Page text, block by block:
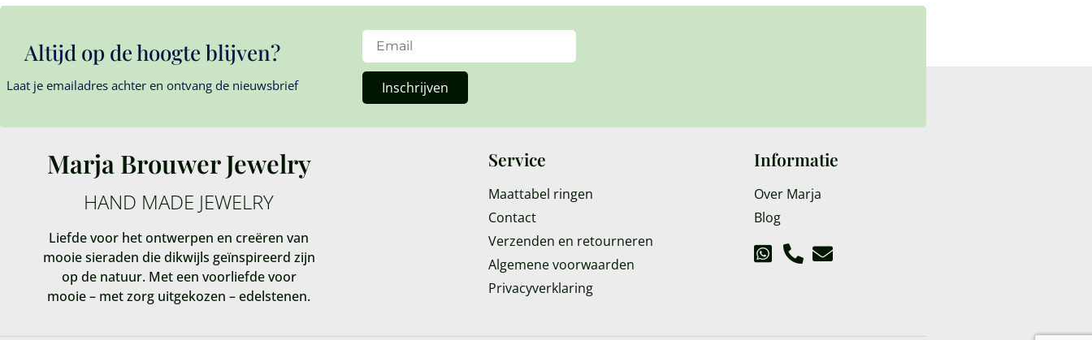
Altijd op de hoogte blijven?
Laat je emailadres achter en ontvang de nieuwsbrief Inschrijven
Marja Brouwer Jewelry
HAND MADE JEWELRY
Liefde voor het ontwerpen en creëren van
mooie sieraden die dikwijls geïnspireerd zijn
op de natuur. Met een voorliefde voor
mooie – met zorg uitgekozen – edelstenen.
Service
Maattabel ringen
Contact
Verzenden en retourneren
Algemene voorwaarden
Privacyverklaring
Informatie
Over Marja
Blog